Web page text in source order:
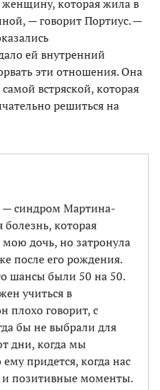
женщину, которая жила в
— говорит Портиус. —
ей внутренний
эти отношения. Она
встряской, которая
решиться на
— синдром Мартина-
болезнь, которая
дочь, но затронула
после его рождения.
шансы были 50 на 50.
учиться в
плохо говорит, с
бы не выбрали для
дни, когда мы
придется, когда нас
позитивные моменты.